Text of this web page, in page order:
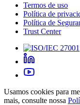
Termos de uso
Política de
Política de
Trust Center
Usamos cookies para
mais, consulte nossa